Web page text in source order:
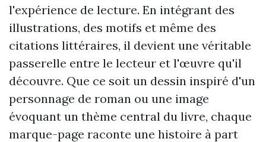
l'expérience de lecture. En intégrant des
illustrations, des motifs et même des
citations littéraires, il devient une véritable
passerelle entre le lecteur et l'œuvre qu'il
découvre. Que ce soit un dessin inspiré d'un
personnage de roman ou une image
évoquant un thème central du livre, chaque
marque-page raconte une histoire à part